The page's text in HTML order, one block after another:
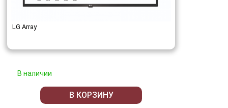
LG Array
В наличии
В КОРЗИНУ